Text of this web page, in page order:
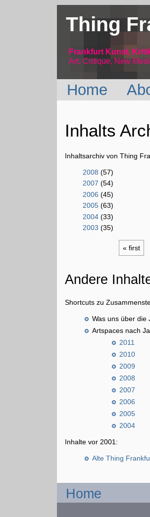
Thing
Frankfurt Kunst,
Art, Critique, New
Home
Inhalts
Inhaltsarchiv von Thing
2008 (57)
2007 (54)
2006 (45)
2005 (63)
2004 (33)
2003 (35)
« first
Andere
Shortcuts zu
Was uns über die
Artspaces nach
2011
2010
2009
2008
2007
2006
2005
2004
Inhalte vor 2001:
Alte Thing
Home